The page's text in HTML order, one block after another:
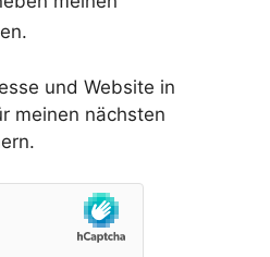
und Website in
meinen nächsten